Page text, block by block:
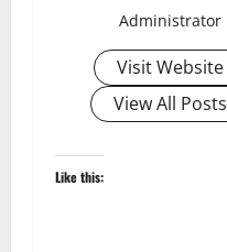
Administrator
Visit Website
View All Posts
Like this: